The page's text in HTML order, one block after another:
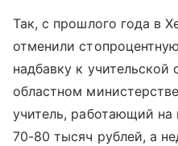
Так, с прошлого года в
отменили
надбавку к учительской
областном
учитель, работающий на
70-80 тысяч рублей, а